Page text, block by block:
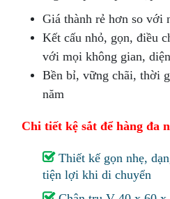
Giá thành rẻ hơn so với
Kết cấu nhỏ, gọn, điều
với mọi không gian,
Bền bỉ, vững chãi, thời
năm
Chi tiết kệ sắt để hàng đa
Thiết kế gọn nhẹ,
tiện lợi khi di chuyển